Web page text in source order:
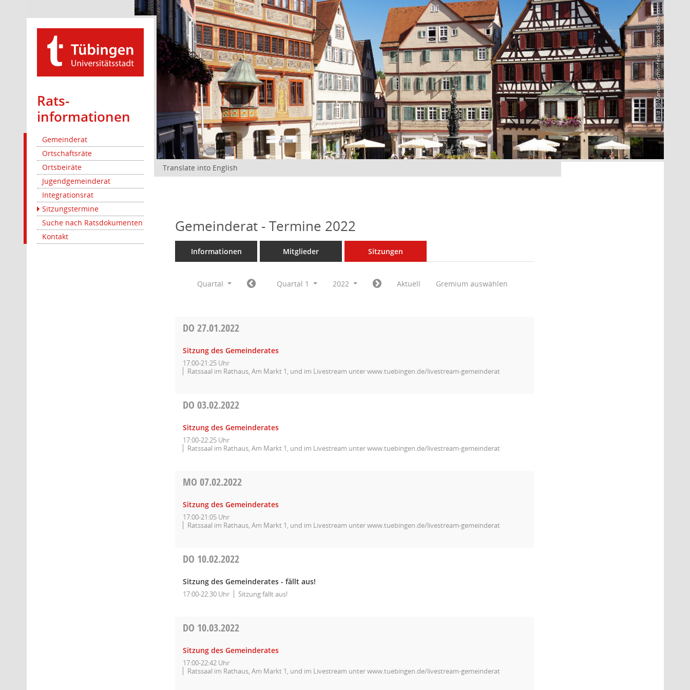
Rats­
informationen
Gemeinderat
Ortschaftsräte
Ortsbeiräte
Jugendgemeinderat
Integrationsrat
Sitzungstermine
Suche nach Ratsdokumenten
Kontakt
Bild: @Manuel Schönfeld – stock.adobe.com
Translate into English
Gemeinderat - Termine 2022
Informationen Mitglieder Sitzungen
Quartal Quartal 1 2022 Aktuell Gremium auswählen
DO27.01.2022
Sitzung des Gemeinderates
17:00-21:25 Uhr
Ratssaal im Rathaus, Am Markt 1, und im Livestream unter www.tuebingen.de/livestream-gemeinderat
DO03.02.2022
Sitzung des Gemeinderates
17:00-22:25 Uhr
Ratssaal im Rathaus, Am Markt 1, und im Livestream unter www.tuebingen.de/livestream-gemeinderat
MO07.02.2022
Sitzung des Gemeinderates
17:00-21:05 Uhr
Ratssaal im Rathaus, Am Markt 1, und im Livestream unter www.tuebingen.de/livestream-gemeinderat
DO 10.02.2022
Sitzung des Gemeinderates - fällt aus!
17:00-22:30 Uhr Sitzung fällt aus!
DO 10.03.2022
Sitzung des Gemeinderates
17:00-22:42 Uhr
Ratssaal im Rathaus, Am Markt 1, und im Livestream unter www.tuebingen.de/livestream-gemeinderat